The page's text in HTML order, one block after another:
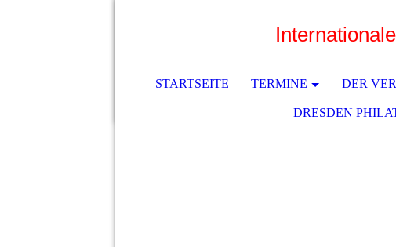
STARTSEITE TERMINE DER
DRESDEN